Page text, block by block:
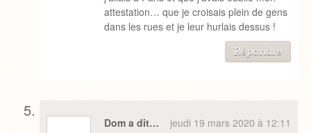
attestation… que je croisais plein de gens
dans les rues et je leur hurlais dessus !
Répondre
Dom a dit…
jeudi 19 mars 2020 à 12:11